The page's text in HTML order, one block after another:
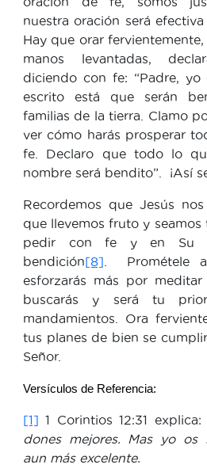
nuestra oración será
Hay que orar
manos levantadas,
diciendo con fe: “Padre, yo
escrito está que serán
familias de la tierra. Clamo
ver cómo harás prosperar
fe. Declaro que todo lo
nombre será bendito”. ¡Así
Recordemos que Jesús
que llevemos fruto y
pedir con fe y en Su
bendición[8] . Prométele
esforzarás más por
buscarás y será tu
mandamientos. Ora
tus planes de bien se
Señor.
Versículos de Referencia:
[1] 1 Corintios 12:31 explica:
dones mejores. Mas yo os
aun más excelente.